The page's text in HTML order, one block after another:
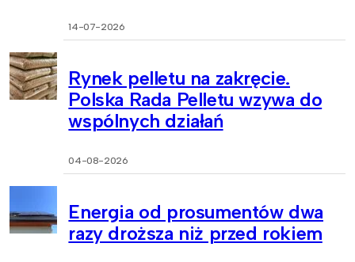
14-07-2026
Rynek pelletu na zakręcie.
Polska Rada Pelletu wzywa do
wspólnych działań
04-08-2026
Energia od prosumentów dwa
razy droższa niż przed rokiem